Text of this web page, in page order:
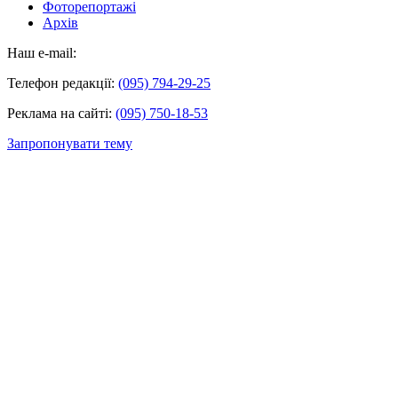
Фоторепортажі
Архів
Наш e-mail:
Телефон редакції: (095) 794-29-25
Реклама на сайті: (095) 750-18-53
Запропонувати тему